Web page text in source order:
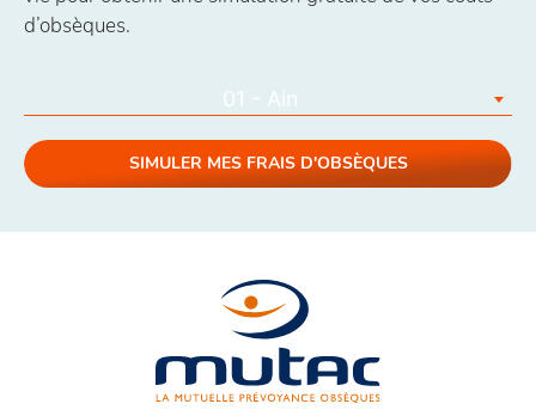
d’obsèques.
01 - Ain
SIMULER MES FRAIS D'OBSÈQUES